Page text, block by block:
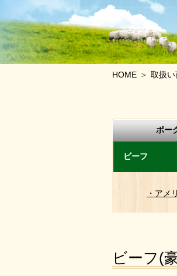
HOME ＞ 取扱い
ポー
ビーフ
・アメ
ビーフ(